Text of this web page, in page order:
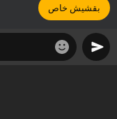
بقشيش خاص